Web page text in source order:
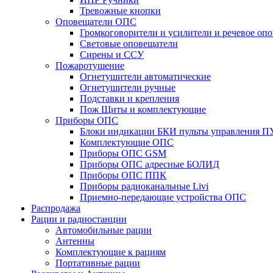
Тревожные кнопки
Оповещатели ОПС
Громкоговорители и усилители и речевое
Световые оповещатели
Сирены и ССУ
Пожаротушение
Огнетушители автоматические
Огнетушители ручные
Подставки и крепления
Пож Щиты и комплектующие
Приборы ОПС
Блоки индикации БКИ пульты управления
Комплектующие ОПС
Приборы ОПС GSM
Приборы ОПС адресные БОЛИД
Приборы ОПС ППК
Приборы радиоканальные Livi
Приемно-передающие устройства ОПС
Распродажа
Рации и радиостанции
Автомобильные рации
Антенны
Комплектующие к рациям
Портативные рации